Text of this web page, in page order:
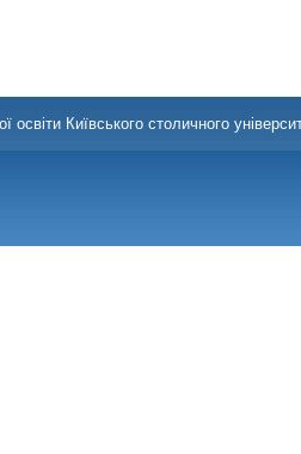
освіти Київського столичного